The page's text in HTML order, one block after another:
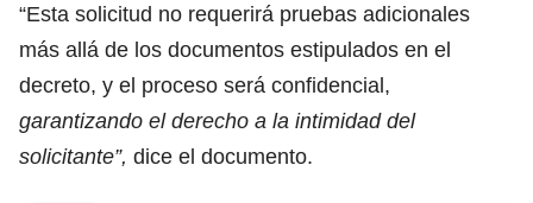
“Esta solicitud no requerirá pruebas adicionales
más allá de los documentos estipulados en el
decreto, y el proceso será confidencial,
garantizando el derecho a la intimidad del
solicitante”, dice el documento.